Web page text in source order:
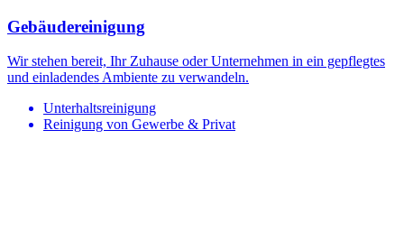
Gebäudereinigung
Wir stehen bereit, Ihr Zuhause oder Unternehmen in ein gepflegtes
und einladendes Ambiente zu verwandeln.
Unterhaltsreinigung
Reinigung von Gewerbe & Privat